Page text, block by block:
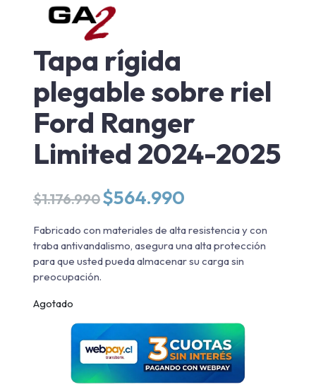
Tapa rígida
plegable sobre riel
Ford Ranger
Limited 2024-2025
$1.176.990 El
precio
original
era:
$1.176.990.
$564.990
actual
es:
$564.990.
Fabricado con materiales de alta resistencia y con
traba antivandalismo, asegura una alta protección
para que usted pueda almacenar su carga sin
preocupación.
Agotado